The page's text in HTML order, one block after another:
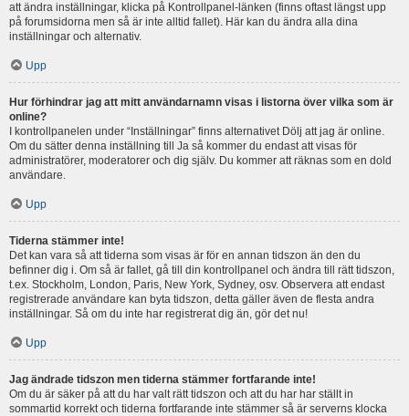
att ändra inställningar, klicka på Kontrollpanel-länken (finns oftast längst upp
på forumsidorna men så är inte alltid fallet). Här kan du ändra alla dina
inställningar och alternativ.
Upp
Hur förhindrar jag att mitt användarnamn visas i listorna över vilka som är
online?
I kontrollpanelen under “Inställningar” finns alternativet Dölj att jag är online.
Om du sätter denna inställning till Ja så kommer du endast att visas för
administratörer, moderatorer och dig själv. Du kommer att räknas som en dold
användare.
Upp
Tiderna stämmer inte!
Det kan vara så att tiderna som visas är för en annan tidszon än den du
befinner dig i. Om så är fallet, gå till din kontrollpanel och ändra till rätt tidszon,
t.ex. Stockholm, London, Paris, New York, Sydney, osv. Observera att endast
registrerade användare kan byta tidszon, detta gäller även de flesta andra
inställningar. Så om du inte har registrerat dig än, gör det nu!
Upp
Jag ändrade tidszon men tiderna stämmer fortfarande inte!
Om du är säker på att du har valt rätt tidszon och att du har har ställt in
sommartid korrekt och tiderna fortfarande inte stämmer så är serverns klocka